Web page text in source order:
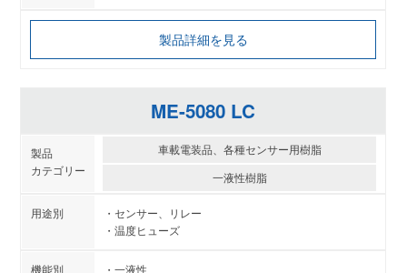
製品詳細を見る
ME-5080 LC
車載電装品、各種センサー用樹脂
一液性樹脂
センサー、リレー
温度ヒューズ
一液性